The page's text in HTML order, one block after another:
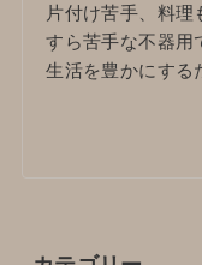
片付け苦手、料
すら苦手な不器用
生活を豊かにする